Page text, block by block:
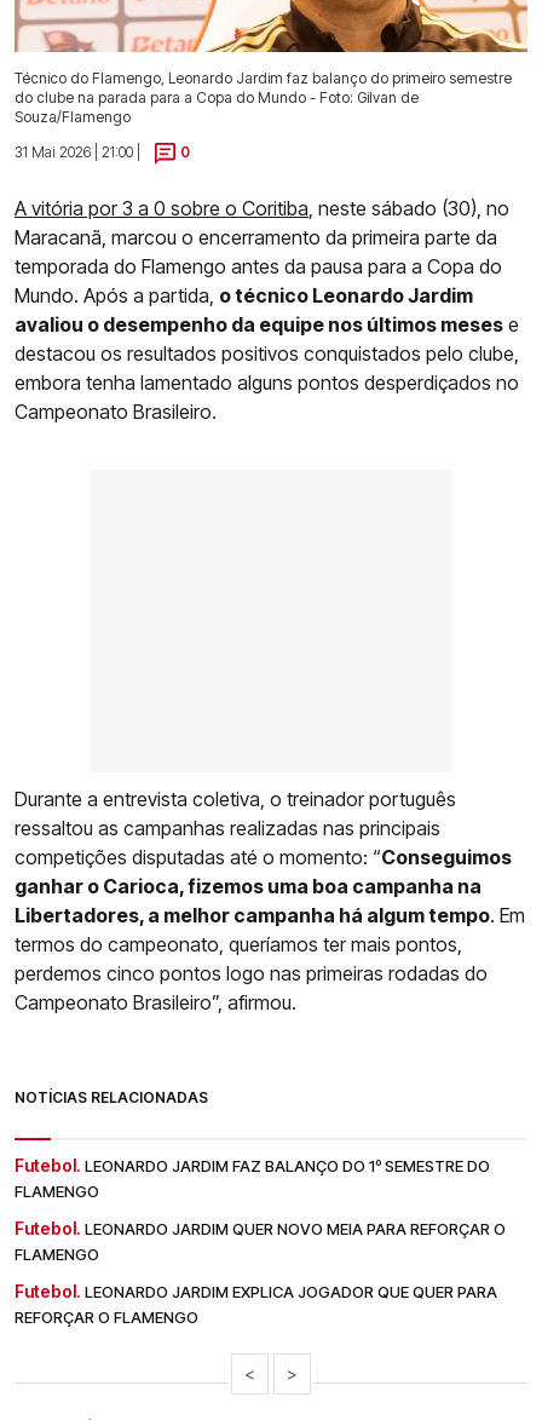
Técnico do Flamengo, Leonardo Jardim faz balanço do primeiro semestre
do clube na parada para a Copa do Mundo - Foto: Gilvan de
Souza/Flamengo
31 Mai 2026 | 21:00 |
0
A vitória por 3 a 0 sobre o Coritiba , neste sábado (30), no
Maracanã, marcou o encerramento da primeira parte da
temporada do Flamengo antes da pausa para a Copa do
Mundo. Após a partida, o técnico Leonardo Jardim
avaliou o desempenho da equipe nos últimos meses e
destacou os resultados positivos conquistados pelo clube,
embora tenha lamentado alguns pontos desperdiçados no
Campeonato Brasileiro.
Durante a entrevista coletiva, o treinador português
ressaltou as campanhas realizadas nas principais
competições disputadas até o momento: “Conseguimos
ganhar o Carioca, fizemos uma boa campanha na
Libertadores, a melhor campanha há algum tempo. Em
termos do campeonato, queríamos ter mais pontos,
perdemos cinco pontos logo nas primeiras rodadas do
Campeonato Brasileiro”, afirmou.
NOTÍCIAS RELACIONADAS
Futebol. LEONARDO JARDIM FAZ BALANÇO DO 1º SEMESTRE DO
FLAMENGO
Futebol. LEONARDO JARDIM QUER NOVO MEIA PARA REFORÇAR O
FLAMENGO
Futebol. LEONARDO JARDIM EXPLICA JOGADOR QUE QUER PARA
REFORÇAR O FLAMENGO
< >